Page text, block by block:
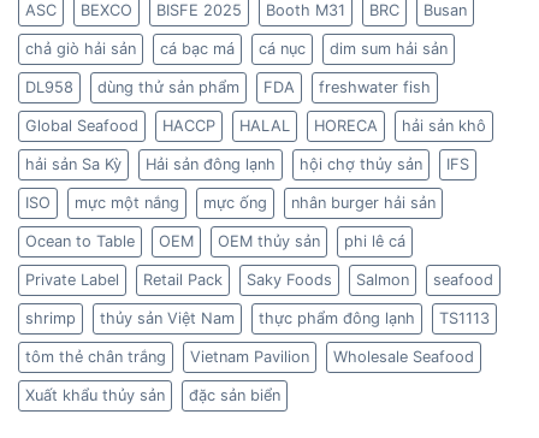
ASC BEXCO BISFE 2025 Booth M31 BRC Busan
chả giò hải sản cá bạc má cá nục dim sum hải sản
DL958 dùng thử sản phẩm FDA freshwater fish
Global Seafood HACCP HALAL HORECA hải sản khô
hải sản Sa Kỳ Hải sản đông lạnh hội chợ thủy sản IFS
ISO mực một nắng mực ống nhân burger hải sản
Ocean to Table OEM OEM thủy sản phi lê cá
Private Label Retail Pack Saky Foods Salmon seafood
shrimp thủy sản Việt Nam thực phẩm đông lạnh TS1113
tôm thẻ chân trắng Vietnam Pavilion Wholesale Seafood
Xuất khẩu thủy sản đặc sản biển